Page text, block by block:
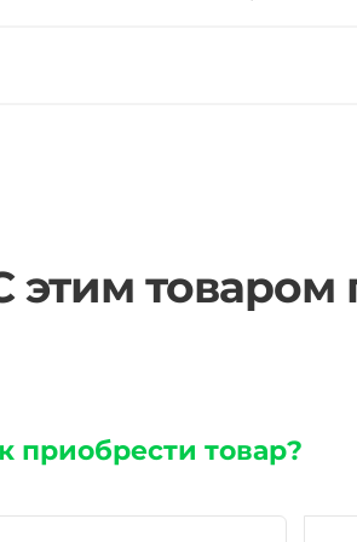
этим товаром
приобрести товар?